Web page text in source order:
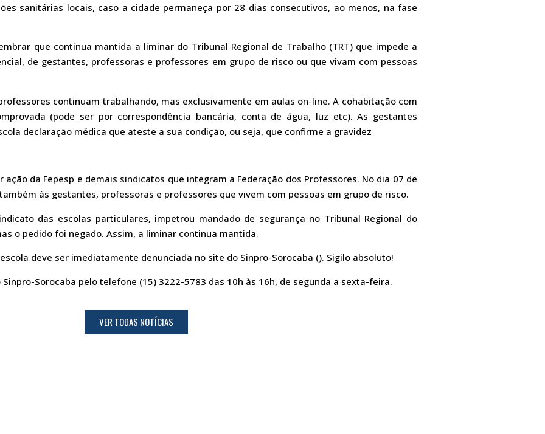
sanitárias locais, caso a cidade permaneça por 28 dias consecutivos, ao menos, na fase
que continua mantida a liminar do Tribunal Regional de Trabalho (TRT) que impede a
de gestantes, professoras e professores em grupo de risco ou que vivam com pessoas
continuam trabalhando, mas exclusivamente em aulas on-line. A cohabitação com
(pode ser por correspondência bancária, conta de água, luz etc). As gestantes
declaração médica que ateste a sua condição, ou seja, que confirme a gravidez
da Fepesp e demais sindicatos que integram a Federação dos Professores. No dia 07 de
às gestantes, professoras e professores que vivem com pessoas em grupo de risco.
das escolas particulares, impetrou mandado de segurança no Tribunal Regional do
o pedido foi negado. Assim, a liminar continua mantida.
deve ser imediatamente denunciada no site do Sinpro-Sorocaba (). Sigilo absoluto!
Sorocaba pelo telefone (15) 3222-5783 das 10h às 16h, de segunda a sexta-feira.
VER TODAS NOTÍCIAS